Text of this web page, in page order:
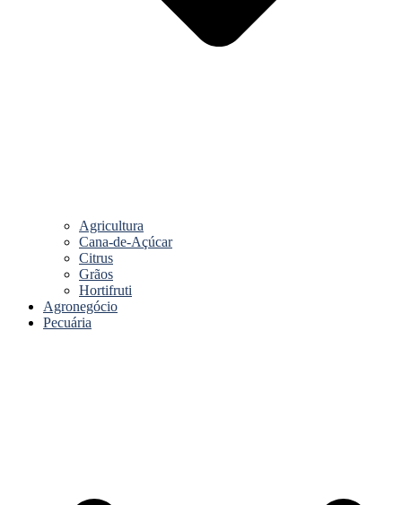
Agricultura
Cana-de-Açúcar
Citrus
Grãos
Hortifruti
Agronegócio
Pecuária